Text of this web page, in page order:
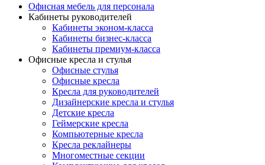
Офисная мебель для персонала
Кабинеты руководителей
Кабинеты эконом-класса
Кабинеты бизнес-класса
Кабинеты премиум-класса
Офисные кресла и стулья
Офисные стулья
Офисные кресла
Кресла для руководителей
Дизайнерские кресла и стулья
Детские кресла
Геймерские кресла
Компьютерные кресла
Кресла реклайнеры
Многоместные секции